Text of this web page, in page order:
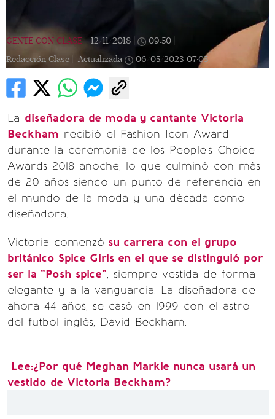
GENTE CON CLASE | 12/11/2018 09:50
Redacción Clase |
Actualizada 06/05/2023 07:05
La diseñadora de moda y cantante Victoria
Beckham recibió el Fashion Icon Award
durante la ceremonia de los People's Choice
Awards 2018 anoche, lo que culminó con más
de 20 años siendo un punto de referencia en
el mundo de la moda y una década como
diseñadora.
Victoria comenzó su carrera con el grupo
británico Spice Girls en el que se distinguió por
ser la "Posh spice", siempre vestida de forma
elegante y a la vanguardia. La diseñadora de
ahora 44 años, se casó en 1999 con el astro
del futbol inglés, David Beckham.
Lee:¿Por qué Meghan Markle nunca usará un
vestido de Victoria Beckham?